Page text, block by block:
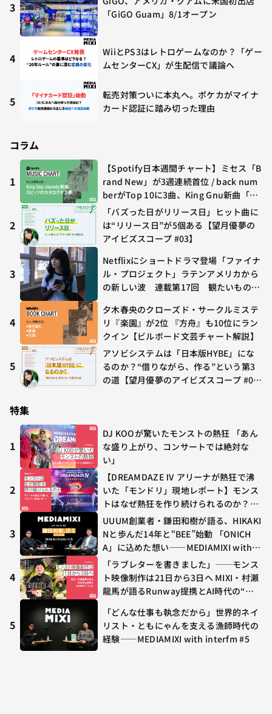
3
「GiGO Guam」8/1オープン
4
WiiとPS3はレトロゲームなのか？「ゲー
ムセンターCX」が生配信で議論へ
5
転売対策ついに本丸へ。ポケカがマイナ
カード認証に踏み切った理由
コラム
1
【Spotify日本週間チャート】ミセス「B
rand New」が3週連続首位 / back num
berがTop 10に3曲、King Gnu新曲「G
O GHOST」が初登場〜集計期間：2026
年7/24〜7/30
2
「バズった日がリリース日」ヒット曲に
は“リリース日”が5個ある【望月優夢の
アイビズスコープ #03】
3
Netflixにショートドラマ登場「ファイナ
ル・プロジェクト」ラテンアメリカから
の新しい波 連載第17回 観たいものが
4
夕木春央のクローズド・サークルミステ
リ『楽園』が2位 『方舟』も10位にラン
クイン【ビルボード文芸チャート解説】
5
アソビシステムは「日本版HYBE」にな
るのか？“借りながら、作る”という第3
の道【望月優夢のアイビズスコープ #0
特集
1
DJ KOOが驚いたモンストの熱狂 「あん
な盛り上がり、コンサートでは絶対な
い」
2
【DREAMDAZE Ⅳ アリーナが熱狂で沸
いた「モンドリ」現地レポート】モンス
トはなぜ熱狂を作り続けられるのか？コ
ラボ初の“真獣神化”やDJ KOO、てつ
や、兎田ぺこら、壱百満天原サロメらも
集結
3
UUUM創業者・鎌田和樹が語る、HIKAKI
Nと歩んだ14年と“BEE”始動 「ONICH
A」に込めた想い——MEDIAMIXI with in
terfm #3
4
「ラブレターを書きました」──モンス
ト映像制作は21日から3日へ MIXI・村瀨
龍馬が語るRunway提携とAI時代の“つ
5
「どんな仕事も執念だから」世界的ネイ
リスト・ともにゃんを支える漁師時代の
経験——MEDIAMIXI with interfm #5